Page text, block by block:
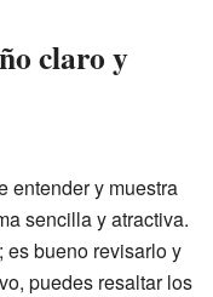
claro y
entender y muestra
sencilla y atractiva.
es bueno revisarlo y
puedes resaltar los